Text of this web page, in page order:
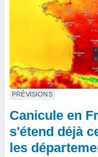
PRÉVISIONS
Canicule en
s'étend déjà
les